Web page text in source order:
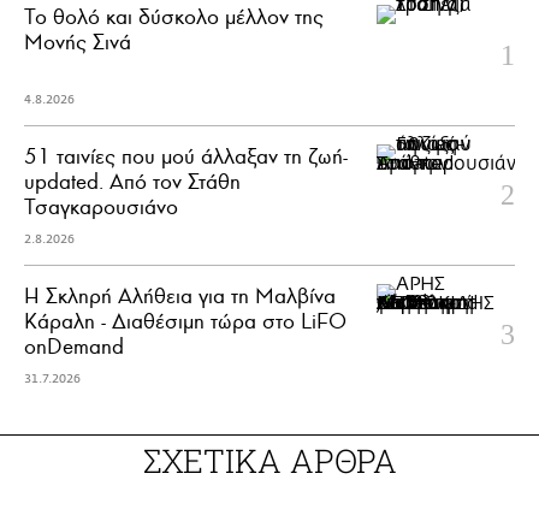
Το θολό και δύσκολο μέλλον της
Μονής Σινά
4.8.2026
51 ταινίες που μού άλλαξαν τη ζωή-
updated. Aπό τον Στάθη
Τσαγκαρουσιάνο
2.8.2026
Η Σκληρή Αλήθεια για τη Μαλβίνα
Κάραλη - Διαθέσιμη τώρα στo LiFO
onDemand
31.7.2026
ΣΧΕΤΙΚΑ ΑΡΘΡΑ